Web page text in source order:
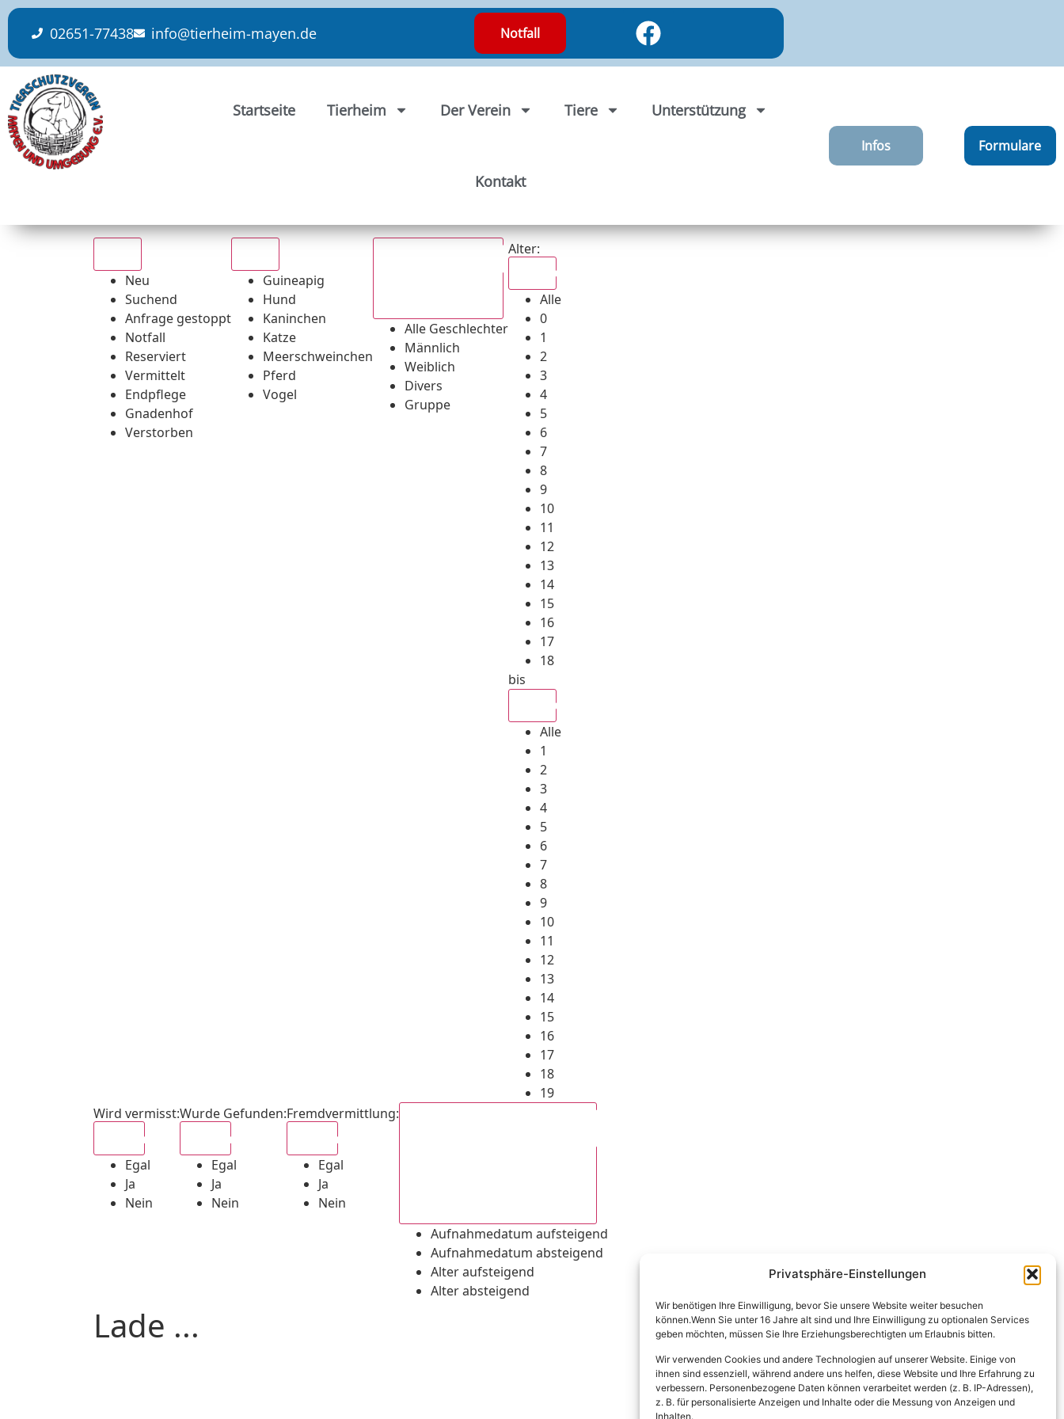
Privatsphäre-Einstellungen
Wir benötigen Ihre Einwilligung, bevor Sie unsere Website weiter besuchen
können.Wenn Sie unter 16 Jahre alt sind und Ihre Einwilligung zu optionalen Services
geben möchten, müssen Sie Ihre Erziehungsberechtigten um Erlaubnis bitten.
Wir verwenden Cookies und andere Technologien auf unserer Website. Einige von
ihnen sind essenziell, während andere uns helfen, diese Website und Ihre Erfahrung zu
verbessern. Personenbezogene Daten können verarbeitet werden (z. B. IP-Adressen),
z. B. für personalisierte Anzeigen und Inhalte oder die Messung von Anzeigen und
Inhalten.
content
02651-77438 info@tierheim-mayen.de Notfall
Startseite Tierheim Der Verein Tiere Unterstützung
Kontakt
Infos Formulare
Neu
Suchend
Anfrage gestoppt
Notfall
Reserviert
Vermittelt
Endpflege
Gnadenhof
Verstorben
Guineapig
Hund
Kaninchen
Katze
Meerschweinchen
Pferd
Vogel
Alle Geschlechter
Männlich
Weiblich
Divers
Gruppe
Alter:
Alle
0
1
2
3
4
5
6
7
8
9
10
11
12
13
14
15
16
17
18
bis
Alle
1
2
3
4
5
6
7
8
9
10
11
12
13
14
15
16
17
18
19
Wird vermisst:
Egal
Ja
Nein
Wurde Gefunden:
Egal
Ja
Nein
Fremdvermittlung:
Egal
Ja
Nein
Aufnahmedatum aufsteigend
Aufnahmedatum absteigend
Alter aufsteigend
Alter absteigend
Lade ...